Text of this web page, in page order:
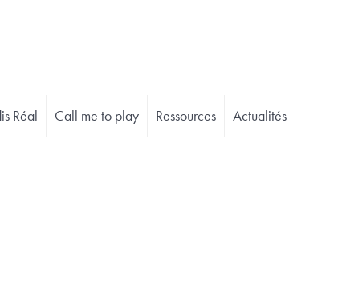
Réal Call me to play Ressources Actualités